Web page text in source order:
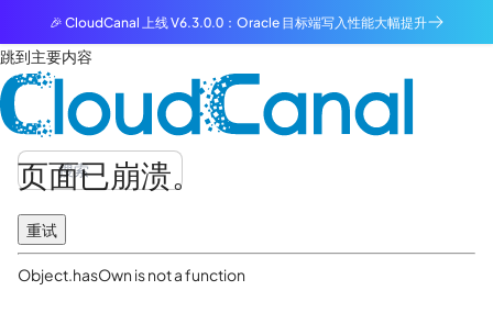
🎉 CloudCanal 上线 V6.3.0.0：Oracle 目标端写入性能大幅提升
跳到主要内容
页面已崩溃。
重试
Object.hasOwn is not a function